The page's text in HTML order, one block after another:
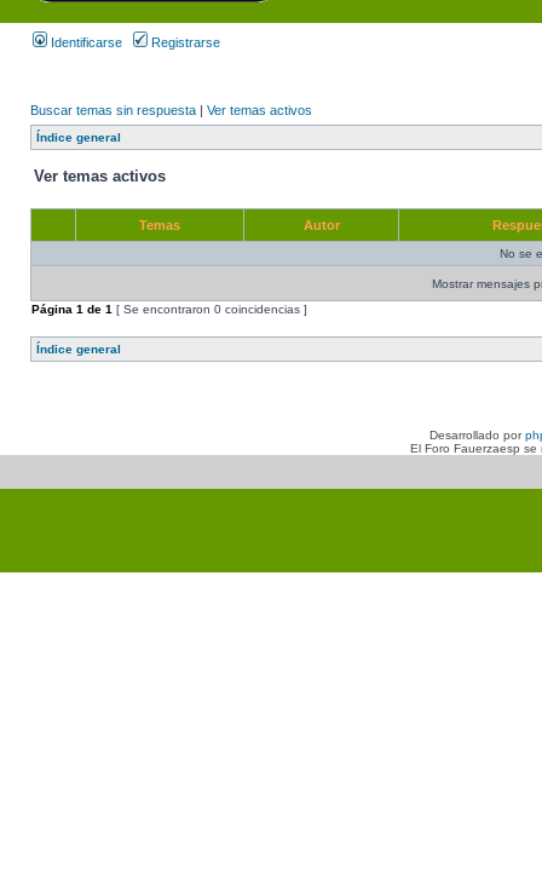
Identificarse Registrarse
Buscar temas sin respuesta | Ver temas activos
Índice general
Ver temas activos
Temas Autor
No se
Mostrar mensajes
Página 1 de 1 [ Se encontraron 0 coincidencias ]
Índice general
Desarrollado por
El Foro Fauerzaesp